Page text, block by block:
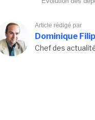
Article rédigé par
Dominique
Chef des